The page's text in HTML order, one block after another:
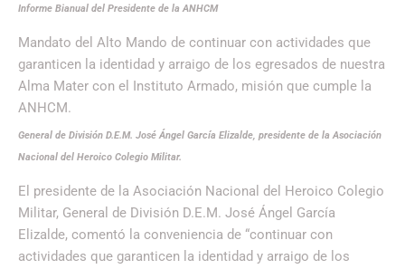
Informe Bianual del Presidente de la ANHCM
Mandato del Alto Mando de continuar con actividades que
garanticen la identidad y arraigo de los egresados de nuestra
Alma Mater con el Instituto Armado, misión que cumple la
ANHCM.
General de División D.E.M. José Ángel García Elizalde, presidente de la Asociación
Nacional del Heroico Colegio Militar.
El presidente de la Asociación Nacional del Heroico Colegio
Militar, General de División D.E.M. José Ángel García
Elizalde, comentó la conveniencia de “continuar con
actividades que garanticen la identidad y arraigo de los